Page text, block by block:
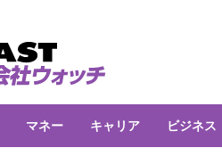
マネー キャリア ビジネス